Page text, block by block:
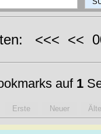
<<< <<
auf 1
Erste Neuer